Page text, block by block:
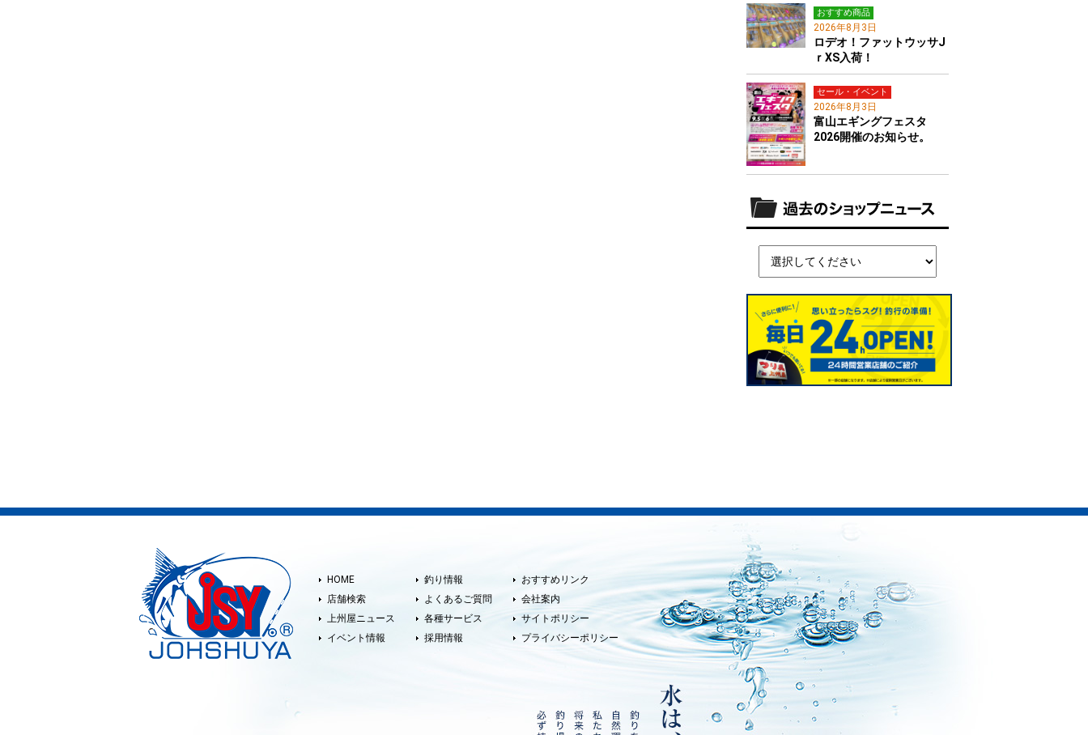
おすすめ商品
2026年8月3日
ロデオ！ファットウッサJ
ｒXS入荷！
セール・イベント
2026年8月3日
富山エギングフェスタ
2026開催のお知らせ。
HOME
店舗検索
上州屋ニュース
イベント情報
釣り情報
よくあるご質問
各種サービス
採用情報
おすすめリンク
会社案内
サイトポリシー
プライバシーポリシー